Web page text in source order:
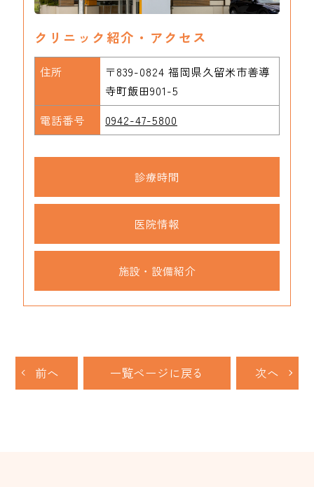
クリニック紹介・アクセス
住所
〒839-0824 福岡県久留米市善導
寺町飯田901-5
電話番号
0942-47-5800
診療時間
医院情報
施設・設備紹介
前へ 一覧ページに戻る 次へ